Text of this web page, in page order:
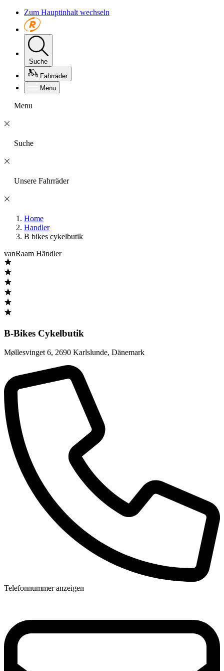
Zum Hauptinhalt wechseln
Suche
Fahrräder
Menu
Menu
Suche
Unsere Fahrräder
Home
Handler
B bikes cykelbutik
vanRaam Händler
B-Bikes Cykelbutik
Møllesvinget 6, 2690 Karlslunde, Dänemark
Telefonnummer anzeigen